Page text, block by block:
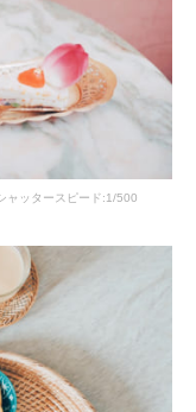
ャッタースピード:1/500